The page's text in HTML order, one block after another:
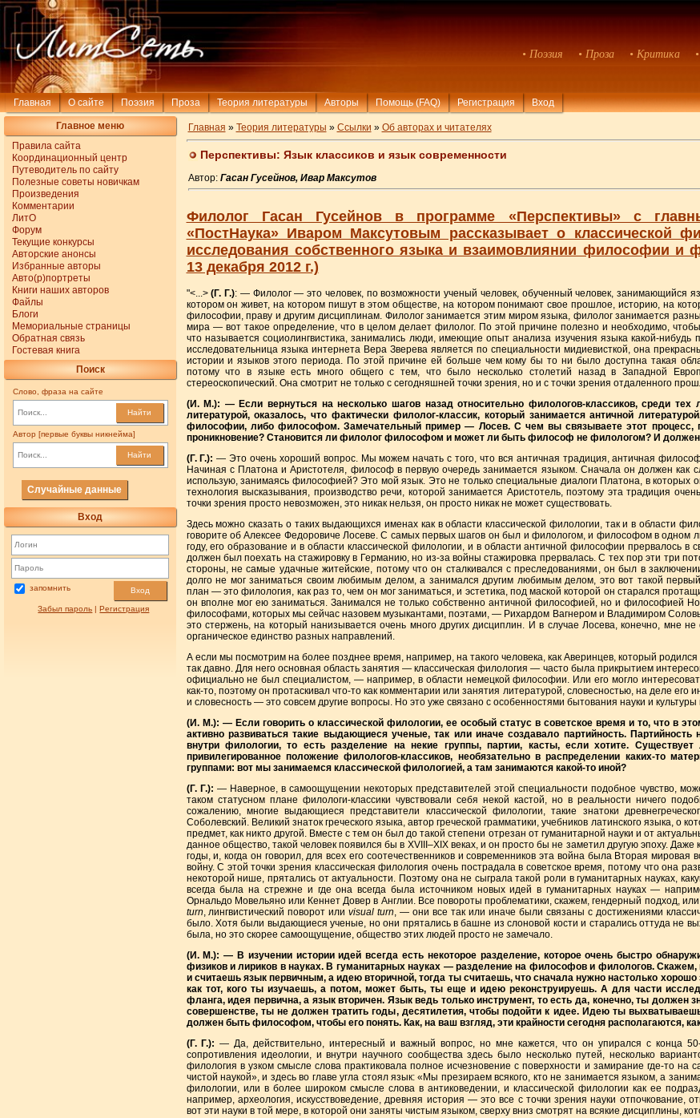
• Поэзия • Проза • Критика
Главная О сайте Поэзия Проза Теория литературы Авторы Помощь (FAQ) Регистрация Вход
Главное меню
Правила сайта
Координационный центр
Путеводитель по сайту
Полезные советы новичкам
Произведения
Комментарии
ЛитО
Форум
Текущие конкурсы
Авторские анонсы
Избранные авторы
Авто(р)портреты
Книги наших авторов
Файлы
Блоги
Мемориальные страницы
Обратная связь
Гостевая книга
Поиск
Слово, фраза на сайте
Найти
Автор [первые буквы никнейма]
Найти
Случайные данные
Вход
запомнить Вход
Забыл пароль |Регистрация
Главная » Теория литературы » Ссылки » Об авторах и читателях
Перспективы: Язык классиков и язык современности
Автор: Гасан Гусейнов, Ивар Максутов
Филолог Гасан Гусейнов в программе «Перспективы» с
«ПостНаука» Иваром Максутовым рассказывает о классической
исследования собственного языка и взаимовлиянии философии и
13 декабря 2012 г.)
"<...>(Г. Г.): — Филолог — это человек, по возможности ученый человек, обученный человек, занимающийся
котором он живет, на котором пишут в этом обществе, на котором понимают свое прошлое, историю, на
философии, праву и другим дисциплинам. Филолог занимается этим миром языка, филолог занимается
мира — вот такое определение, что в целом делает филолог. По этой причине полезно и необходимо,
что называется социолингвистика, занимались люди, имеющие опыт анализа изучения языка какой-
исследовательница языка интернета Вера Зверева является по специальности мидиевисткой, она
истории и языков этого периода. По этой причине ей больше чем кому бы то ни было доступна такая
потому что в языке есть много общего с тем, что было несколько столетий назад в Западной
стереоскопический. Она смотрит не только с сегодняшней точки зрения, но и с точки зрения отдаленного
(И. М.): — Если вернуться на несколько шагов назад относительно филологов-классиков, среди тех
литературой, оказалось, что фактически филолог-классик, который занимается античной
философии, либо философом. Замечательный пример — Лосев. С чем вы связываете этот процесс,
проникновение? Становится ли филолог философом и может ли быть философ не филологом? И
(Г. Г.): — Это очень хороший вопрос. Мы можем начать с того, что вся античная традиция, античная
Начиная с Платона и Аристотеля, философ в первую очередь занимается языком. Сначала он должен как
использую, занимаясь философией? Это мой язык. Это не только специальные диалоги Платона, в которых
технология высказывания, производство речи, которой занимается Аристотель, поэтому эта традиция
точки зрения просто невозможен, это никак нельзя, он просто никак не может существовать.
Здесь можно сказать о таких выдающихся именах как в области классической филологии, так и в области
говорите об Алексее Федоровиче Лосеве. С самых первых шагов он был и филологом, и философом в одном
году, его образование и в области классической филологии, и в области античной философии прервалось в
должен был поехать на стажировку в Германию, но из-за войны стажировка прервалась. С тех пор эти три
стороны, не самые удачные житейские, потому что он сталкивался с преследованиями, он был в
долго не мог заниматься своим любимым делом, а занимался другим любимым делом, это вот такой
план — это филология, как раз то, чем он мог заниматься, и эстетика, под маской которой он старался
он вполне мог ею заниматься. Занимался не только собственно античной философией, но и философией
философами, которых мы сейчас назовем музыкантами, поэтами, — Рихардом Вагнером и Владимиром
это стержень, на который нанизывается очень много других дисциплин. И в случае Лосева, конечно, мне не
органическое единство разных направлений.
А если мы посмотрим на более позднее время, например, на такого человека, как Аверинцев, который
так давно. Для него основная область занятия — классическая филология — часто была прикрытием
официально не был специалистом, — например, в области немецкой философии. Или его могло
как-то, поэтому он протаскивал что-то как комментарии или занятия литературой, словесностью, на деле его
и словесность — это совсем другие вопросы. Но это уже связано с особенностями бытования науки и культуры
(И. М.): — Если говорить о классической филологии, ее особый статус в советское время и то, что в
активно развиваться такие выдающиеся ученые, так или иначе создавало партийность.
внутри филологии, то есть разделение на некие группы, партии, касты, если хотите.
привилегированное положение филологов-классиков, необязательно в распределении каких-то
группами: вот мы занимаемся классической филологией, а там занимаются какой-то иной?
(Г. Г.): — Наверное, в самоощущении некоторых представителей этой специальности подобное чувство,
таком статусном плане филологи-классики чувствовали себя некой кастой, но в реальности ничего
сожалению, многие выдающиеся представители классической филологии, такие знатоки
Соболевский. Великий знаток греческого языка, автор греческой грамматики, учебников латинского языка, о
предмет, как никто другой. Вместе с тем он был до такой степени отрезан от гуманитарной науки и от
данное общество, такой человек появился бы в XVIII–XIX веках, и он просто бы не заметил другую эпоху. Даже
годы, и, когда он говорил, для всех его соотечественников и современников эта война была Вторая
войну. С этой точки зрения классическая филология очень пострадала в советское время, потому что она
некоторой нише, прятались от актуальности. Поэтому она не сыграла такой роли в гуманитарных науках,
всегда была на стрежне и где она всегда была источником новых идей в гуманитарных науках —
Орнальдо Мовельяно или Кеннет Довер в Англии. Все повороты проблематики, скажем, гендерный подход,
turn, лингвистический поворот илиvisual turn, — они все так или иначе были связаны с достижениями
было. Хотя были выдающиеся ученые, но они прятались в башне из слоновой кости и старались оттуда не
была, но это скорее самоощущение, общество этих людей просто не замечало.
(И. М.): — В изучении истории идей всегда есть некоторое разделение, которое очень быстро
физиков и лириков в науках. В гуманитарных науках — разделение на философов и филологов. Скажем,
и считаешь язык первичным, а идею вторичной, тогда ты считаешь, что сначала нужно настолько хорошо
как тот, кого ты изучаешь, а потом, может быть, ты еще и идею реконструируешь. А для части
фланга, идея первична, а язык вторичен. Язык ведь только инструмент, то есть да, конечно, ты должен
совершенстве, ты не должен тратить годы, десятилетия, чтобы подойти к идее. Идею ты
должен быть философом, чтобы его понять. Как, на ваш взгляд, эти крайности сегодня располагаются,
(Г. Г.):— Да, действительно, интересный и важный вопрос, но мне кажется, что он упирался с конца
сопротивления идеологии, и внутри научного сообщества здесь было несколько путей, несколько
филология в узком смысле слова практиковала полное исчезновение с поверхности и замирание где-то
чистой наукой», и здесь во главе угла стоял язык: «Мы презираем всякого, кто не занимается языком, а
филологии, или в более широком смысле слова в антиковедении, и классической филологии как ее
например, археология, искусствоведение, древняя история — это все с точки зрения науки отпочкование,
вот эти науки в той мере, в которой они заняты чистым языком, сверху вниз смотрят на всякие дисциплины,